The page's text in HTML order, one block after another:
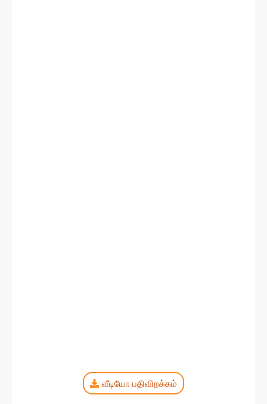
வீடியோ பதிவிறக்கம்